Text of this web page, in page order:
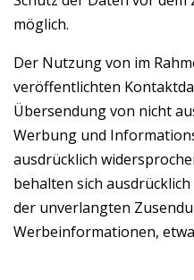
möglich.
Der Nutzung von im
veröffentlichten
Übersendung von nicht
Werbung und
ausdrücklich
behalten sich
der unverlangten
Werbeinformationen,